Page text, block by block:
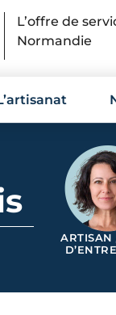
L’offre de
Normandie
ARTISAN